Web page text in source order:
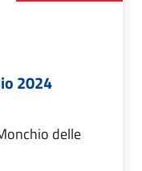
2024
delle